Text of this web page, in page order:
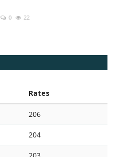
0 22
Rates
206
204
203